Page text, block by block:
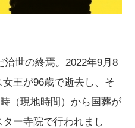
治世の終焉。2022年9月8
王が96歳で逝去し、そ
（現地時間）から国葬が
ー寺院で行われまし